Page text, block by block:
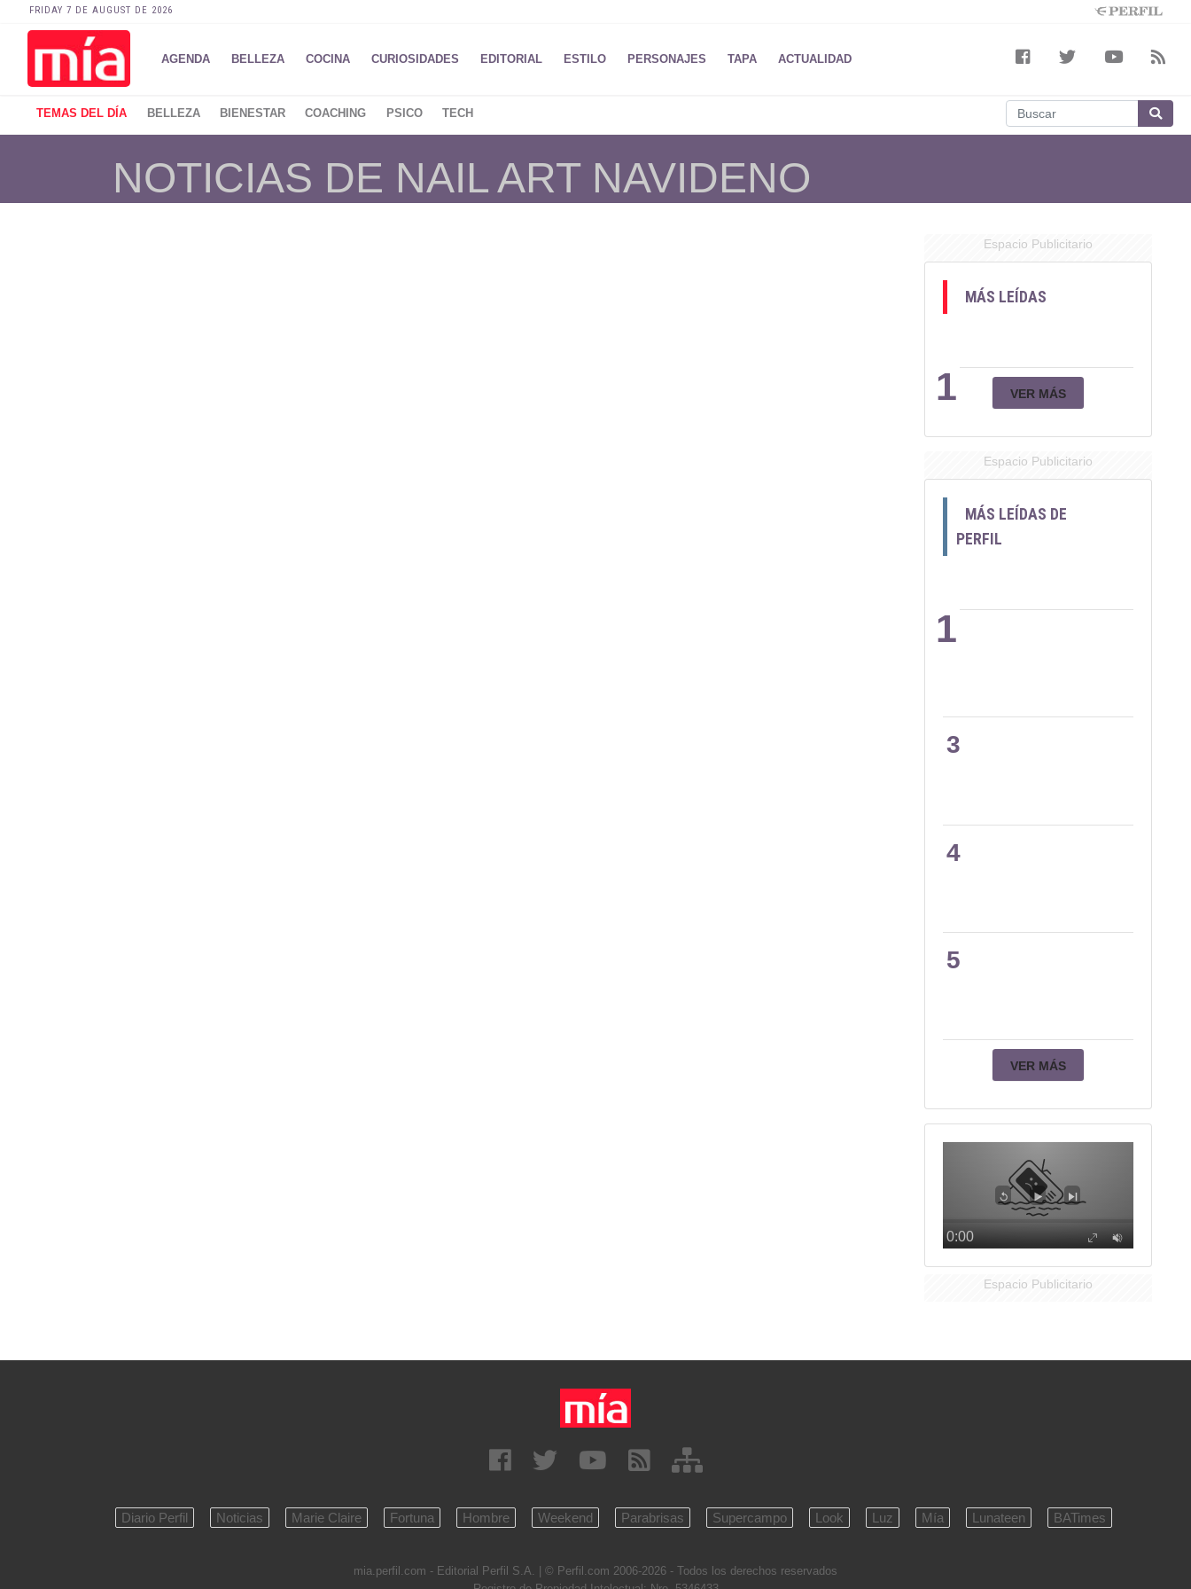
FRIDAY 7 DE AUGUST DE 2026
AGENDA BELLEZA COCINA CURIOSIDADES EDITORIAL ESTILO PERSONAJES TAPA ACTUALIDAD
TEMAS DEL DÍA BELLEZA BIENESTAR COACHING PSICO TECH
NOTICIAS DE NAIL ART NAVIDENO
Espacio Publicitario
MÁS LEÍDAS
1 VER MÁS
Espacio Publicitario
MÁS LEÍDAS DE
PERFIL
1
2
3
4
5
VER MÁS
Espacio Publicitario
Diario Perfil Noticias Marie Claire Fortuna Hombre Weekend Parabrisas Supercampo Look Luz Mía Lunateen BATimes
mia.perfil.com - Editorial Perfil S.A.
| © Perfil.com 2006-2026 - Todos los derechos reservados